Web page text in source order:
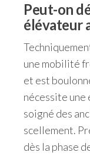
Peut-on
élévateur
une mobilité
et est
nécessite une
soigné des
scellement.
dès la phase